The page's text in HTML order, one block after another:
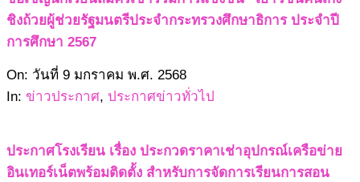
ชิงถ้วยผู้ช่วยรัฐมนตรีประจำกระทรวงศึกษาธิการ ประจำปี
การศึกษา 2567
2568-
01-
On: วันที่ 9 มกราคม พ.ศ. 2568
In: ข่าวประกาศ, ประกาศข่าวทั่วไป
ประกาศโรงเรียน เรื่อง ประกวดราคาเช่าอุปกรณ์เครือข่าย
อินเทอร์เน็ตพร้อมติดตั้ง สำหรับการจัดการเรียนการสอน